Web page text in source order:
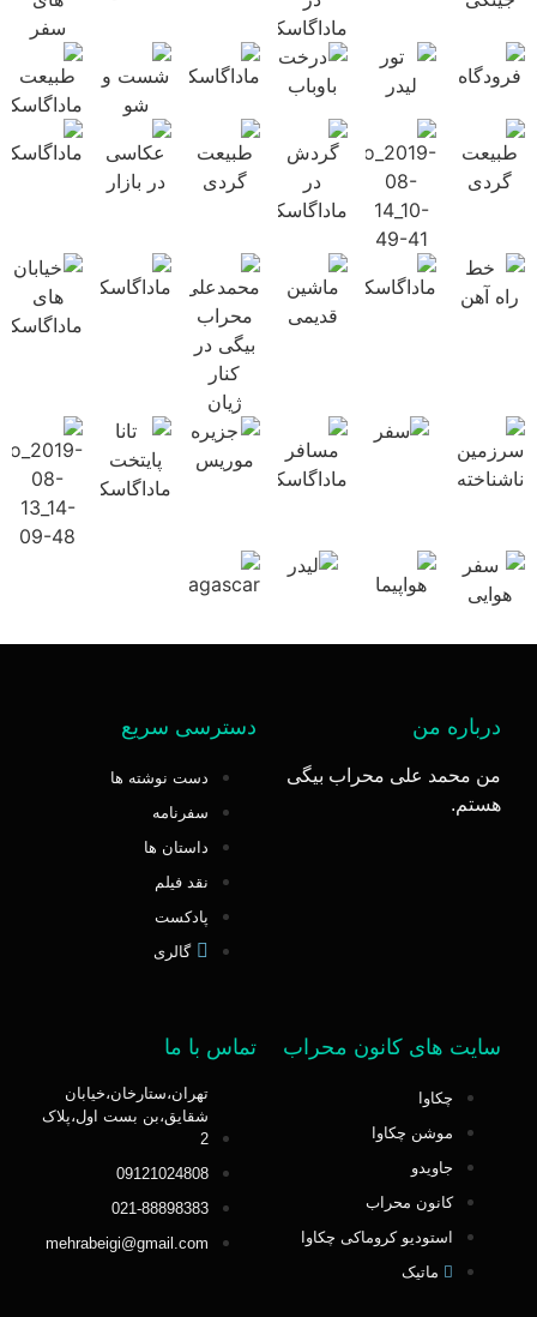
درباره من
من محمد علی محراب بیگی
هستم.
دسترسی سریع
دست نوشته ها
سفرنامه
داستان ها
نقد فیلم
پادکست
گالری
سایت های کانون محراب
چکاوا
موشن چکاوا
جاویدو
کانون محراب
استودیو کروماکی چکاوا
ماتیک
تماس با ما
تهران،ستارخان،خیابان
شقایق،بن بست اول،پلاک
2
09121024808
021-88898383
mehrabeigi@gmail.com